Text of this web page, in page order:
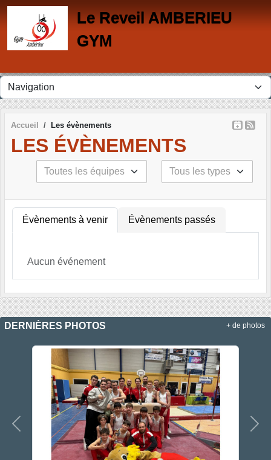
Le Reveil AMBERIEU
GYM
Accueil Les évènements
LES ÉVÈNEMENTS
Évènements à venir Évènements passés
Aucun événement
DERNIÈRES PHOTOS
Précedent
+ de photos
Panneau de gestion des cookies